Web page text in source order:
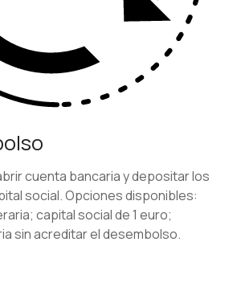
cuenta bancaria y depositar los
social. Opciones disponibles:
capital social de 1 euro;
sin acreditar el desembolso.